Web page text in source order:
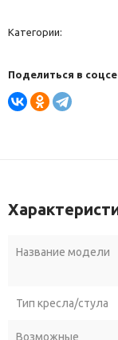
Категории:
Поделиться в
Название модели
Тип кресла/стула
Возможные